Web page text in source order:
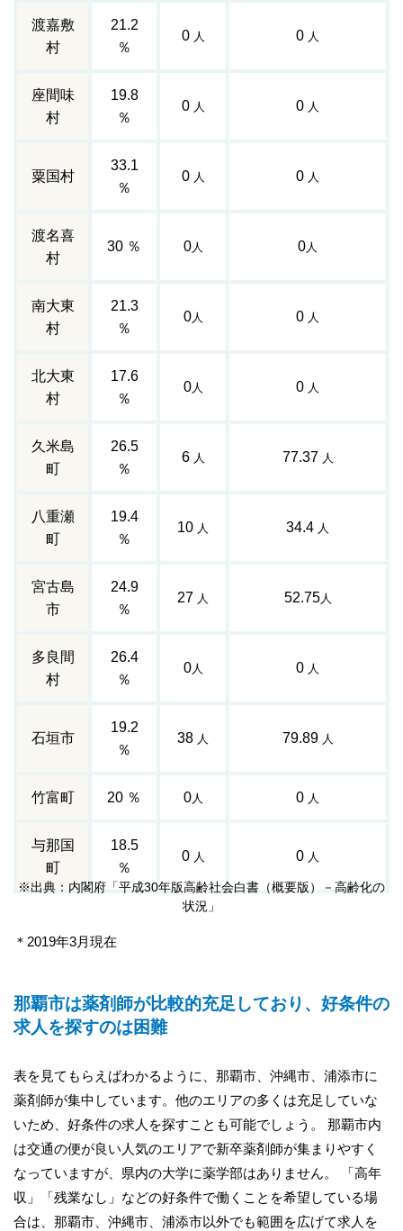
渡嘉敷
村
21.2
％
0 人 0 人
座間味
村
19.8
％
0 人 0 人
粟国村
33.1
％
0 人 0 人
渡名喜
村
30 ％ 0人 0人
南大東
村
21.3
％
0人 0 人
北大東
村
17.6
％
0人 0 人
久米島
町
26.5
％
6 人 77.37 人
八重瀬
町
19.4
％
10 人 34.4 人
宮古島
市
24.9
％
27 人 52.75人
多良間
村
26.4
％
0人 0 人
石垣市
19.2
％
38 人 79.89 人
竹富町 20 ％ 0人 0 人
与那国
町
18.5
％
0 人 0 人
※出典：内閣府「平成30年版高齢社会白書（概要版）－高齢化の
状況」
＊2019年3月現在
那覇市は薬剤師が比較的充足しており、好条件の
求人を探すのは困難
表を見てもらえばわかるように、那覇市、沖縄市、浦添市に
薬剤師が集中しています。他のエリアの多くは充足していな
いため、好条件の求人を探すことも可能でしょう。 那覇市内
は交通の便が良い人気のエリアで新卒薬剤師が集まりやすく
なっていますが、県内の大学に薬学部はありません。 「高年
収」「残業なし」などの好条件で働くことを希望している場
合は、那覇市、沖縄市、浦添市以外でも範囲を広げて求人を